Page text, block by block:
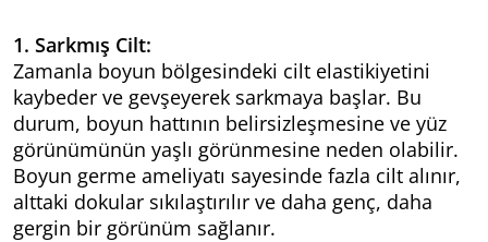
1. Sarkmış Cilt:
Zamanla boyun bölgesindeki cilt elastikiyetini
kaybeder ve gevşeyerek sarkmaya başlar. Bu
durum, boyun hattının belirsizleşmesine ve yüz
görünümünün yaşlı görünmesine neden olabilir.
Boyun germe ameliyatı sayesinde fazla cilt alınır,
alttaki dokular sıkılaştırılır ve daha genç, daha
gergin bir görünüm sağlanır.